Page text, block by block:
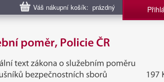
Váš nákupní košík: prázdný
Policie ČR, Vězeňská služba, BIS, Zpravodajské